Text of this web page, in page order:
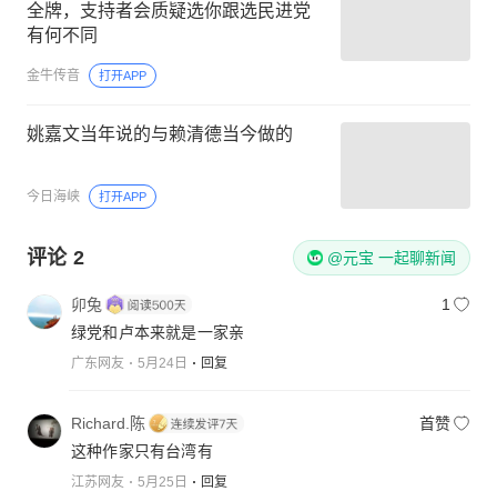
全牌，支持者会质疑选你跟选民进党
有何不同
金牛传音 打开APP
姚嘉文当年说的与赖清德当今做的
今日海峡 打开APP
评论 2 @元宝 一起聊新闻
卯兔
1
绿党和卢本来就是一家亲
广东网友 5月24日 回复
Richard.陈
首赞
这种作家只有台湾有
江苏网友 5月25日 回复